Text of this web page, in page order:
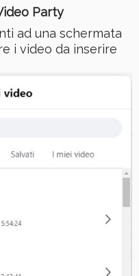
Party
ad una schermata
i video da inserire